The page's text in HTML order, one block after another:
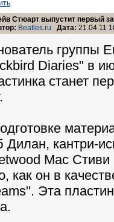
Стюарт выпустит первый
Beatles.ru Дата: 21.04.11
группы
Diaries" в
станет
Дилан, кантри-
Mac
как он в
Эта